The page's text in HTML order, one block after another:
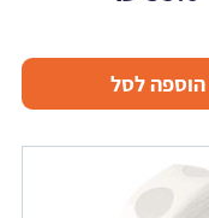
הוספה לסל